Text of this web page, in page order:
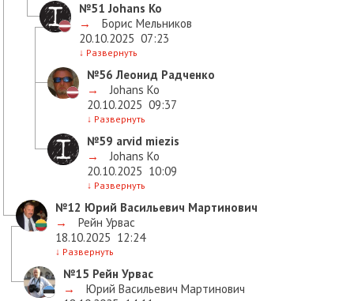
№51 Johans Ko
→
Борис Мельников
20.10.2025 07:23
↓ Развернуть
№56 Леонид Радченко
→
Johans Ko
20.10.2025 09:37
↓ Развернуть
№59 arvid miezis
→
Johans Ko
20.10.2025 10:09
↓ Развернуть
№12 Юрий Васильевич Мартинович
→
Рейн Урвас
18.10.2025 12:24
↓ Развернуть
№15 Рейн Урвас
→
Юрий Васильевич Мартинович